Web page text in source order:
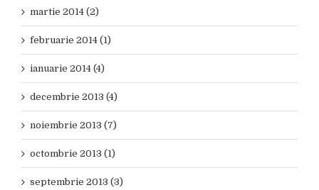
martie 2014 (2)
februarie 2014 (1)
ianuarie 2014 (4)
decembrie 2013 (4)
noiembrie 2013 (7)
octombrie 2013 (1)
septembrie 2013 (3)